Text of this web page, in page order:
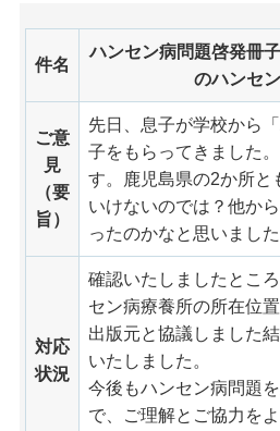
件名
ハンセン病問題啓発冊
のハンセ
ご意
見
（要
旨）
先日、息子が学校から
子をもらってきました
す。鹿児島県の2か所と
いけないのでは？他か
ったのかなと思いまし
対応
状況
確認いたしましたとこ
セン病療養所の所在位
出版元と協議しました
いたしました。
今後もハンセン病問題
で、ご理解とご協力を